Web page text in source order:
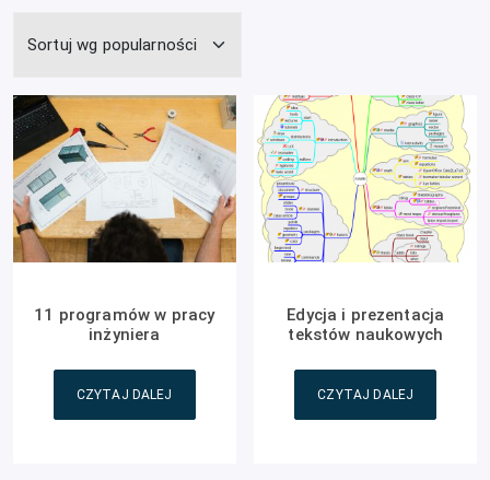
11 programów w pracy
inżyniera
CZYTAJ DALEJ
Edycja i prezentacja
tekstów naukowych
CZYTAJ DALEJ